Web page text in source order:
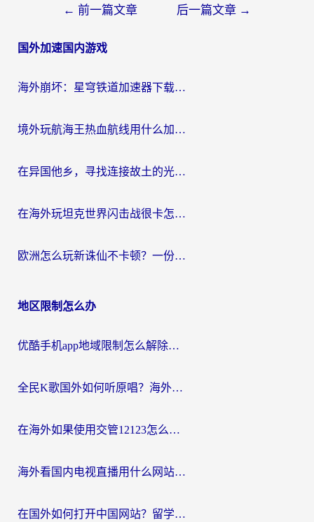
导
← 前一篇文章 后一篇文章 →
国外加速国内游戏
海外崩坏：星穹铁道加速器下载安装：一份给游子的终极网络指南
境外玩航海王热血航线用什么加速器？2026海外玩家实测最优方案（附欧洲问道堡垒前线加速技巧）
在异国他乡，寻找连接故土的光明大陆免费加速器
在海外玩坦克世界闪击战很卡怎么办？老玩家亲测有效的加速器选择指南
欧洲怎么玩新诛仙不卡顿？一份给海外游子的国服游戏畅玩指南
地区限制怎么办
优酷手机app地域限制怎么解除？海外党亲测有效的追剧方案
全民K歌国外如何听原唱？海外党亲测有效的回国加速器选择指南
在海外如果使用交管12123怎么处理？留学生亲测有效的回国加速方案
海外看国内电视直播用什么网站比较好？一篇解决你所有追剧难题的实用指南
在国外如何打开中国网站？留学生与海外华人的无缝访问指南